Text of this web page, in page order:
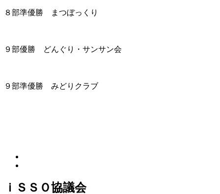
８部準優勝 まつぼっくり
９部優勝 どんぐり・サンサン会
９部準優勝 みどりクラブ
ｉＳＳＯ協議会